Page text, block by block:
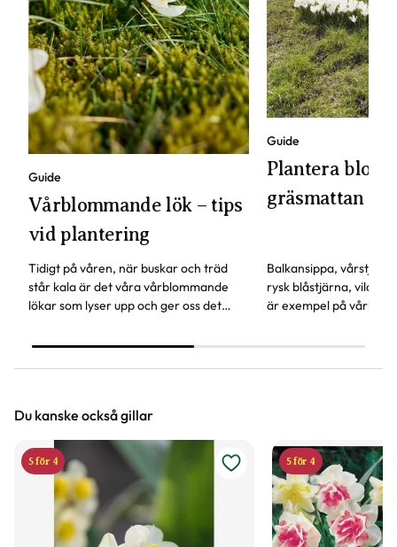
Guide
Vårblommande lök – tips
vid plantering
Tidigt på våren, när buskar och träd
står kala är det våra vårblommande
lökar som lyser upp och ger oss det
Guide
Plantera
gräsmattan
Balkansippa,
rysk blåstjärna,
är exempel på
roligt höstpyssel!
Du kanske också gillar
5 för 4 5 för 4